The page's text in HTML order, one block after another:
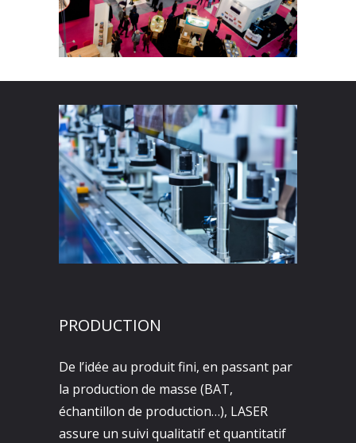
PRODUCTION
De l’idée au produit fini, en passant par
la production de masse (BAT,
échantillon de production…), LASER
assure un suivi qualitatif et quantitatif